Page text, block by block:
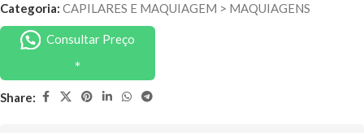
Categoria: CAPILARES E MAQUIAGEM > MAQUIAGENS
Consultar Preço
Share: